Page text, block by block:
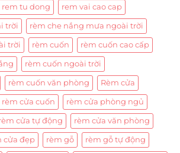
rem tu dong rem vai cao cap
trời rèm che nắng mưa ngoài trời
trời rèm cuốn rèm cuốn cao cấp
rèm cuốn ngoài trời
rèm cuốn văn phòng Rèm cửa
rèm cửa cuốn rèm cửa phòng ngủ
cửa tự động rèm cửa văn phòng
cửa đẹp rèm gỗ rèm gỗ tự động